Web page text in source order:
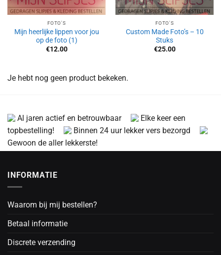
FOTO'S
Mijn heerlijke lippen voor jou
op de foto (1)
€12.00
FOTO'S
Custom Made Foto’s – 10
Stuks
€25.00
Je hebt nog geen product bekeken.
Al jaren actief en betrouwbaar
Elke keer een
topbestelling!
Binnen 24 uur lekker vers bezorgd
Gewoon de aller lekkerste!
INFORMATIE
Waarom bij mij bestellen?
Betaal informatie
Discrete verzending